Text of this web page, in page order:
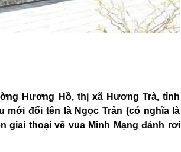
Hương Hồ, thị xã Hương Trà, tỉnh
mới đổi tên là Ngọc Trản (có nghĩa là
giai thoại về vua Minh Mạng đánh rơi